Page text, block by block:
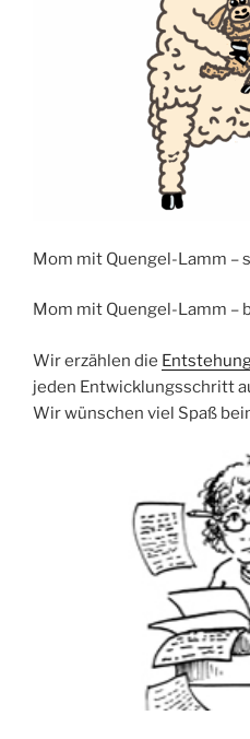
Mom mit Quengel-Lamm –
Mom mit Quengel-Lamm –
Wir erzählen die
jeden Entwicklungsschritt
Wir wünschen viel Spaß